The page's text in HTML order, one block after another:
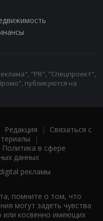
"PR", "Спецпроект",
публикуются на
Редакция | Связаться с
|
Политика в сфере
данных
рекламы
помните о том, что
могут задеть чувства
или косвенно имеющих